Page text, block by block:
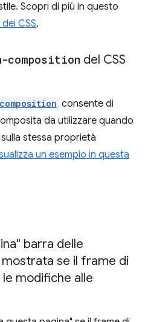
Scopri di più in questo
CSS.
composition del CSS
consente di
da utilizzare quando
stessa proprietà
un esempio in questa
barra delle
se il frame di
modifiche alle